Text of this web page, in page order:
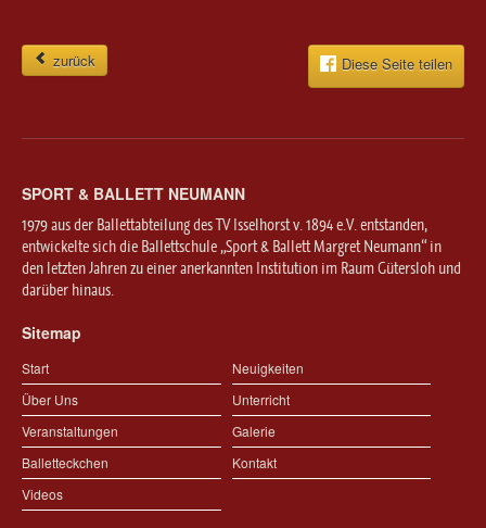
zurück Diese Seite teilen
SPORT & BALLETT NEUMANN
1979 aus der Ballettabteilung des TV Isselhorst v. 1894 e.V. entstanden,
entwickelte sich die Ballettschule „Sport & Ballett Margret Neumann“ in
den letzten Jahren zu einer anerkannten Institution im Raum Gütersloh und
darüber hinaus.
Sitemap
Start
Neuigkeiten
Über Uns
Unterricht
Veranstaltungen
Galerie
Balletteckchen
Kontakt
Videos